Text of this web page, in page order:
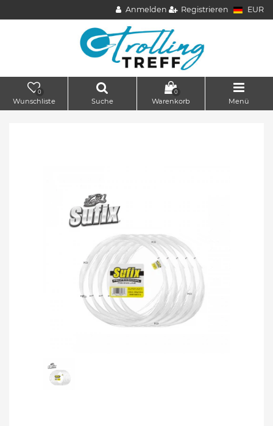
Anmelden Registrieren EUR
0
Wunschliste Suche
0
Warenkorb Menü